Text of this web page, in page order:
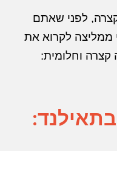
לפני שאתם
ממליצה לקרוא את
קצרה וחלומית: